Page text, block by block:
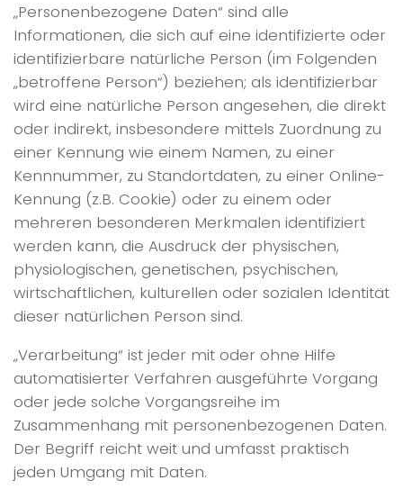
„Personenbezogene Daten“ sind alle
Informationen, die sich auf eine identifizierte oder
identifizierbare natürliche Person (im Folgenden
„betroffene Person“) beziehen; als identifizierbar
wird eine natürliche Person angesehen, die direkt
oder indirekt, insbesondere mittels Zuordnung zu
einer Kennung wie einem Namen, zu einer
Kennnummer, zu Standortdaten, zu einer Online-
Kennung (z.B. Cookie) oder zu einem oder
mehreren besonderen Merkmalen identifiziert
werden kann, die Ausdruck der physischen,
physiologischen, genetischen, psychischen,
wirtschaftlichen, kulturellen oder sozialen Identität
dieser natürlichen Person sind.
„Verarbeitung“ ist jeder mit oder ohne Hilfe
automatisierter Verfahren ausgeführte Vorgang
oder jede solche Vorgangsreihe im
Zusammenhang mit personenbezogenen Daten.
Der Begriff reicht weit und umfasst praktisch
jeden Umgang mit Daten.